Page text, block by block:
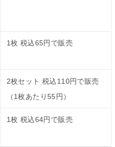
1枚 税込65円で販売
2枚セット 税込110円で販売
（1枚あたり55円）
1枚 税込64円で販売